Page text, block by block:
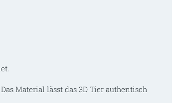
Material lässt das 3D Tier authentisch